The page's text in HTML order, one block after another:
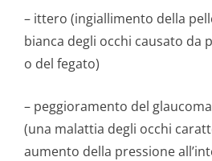
– ittero (ingiallimento della
bianca degli occhi causato da
o del fegato)
– peggioramento del
(una malattia degli occhi
aumento della pressione